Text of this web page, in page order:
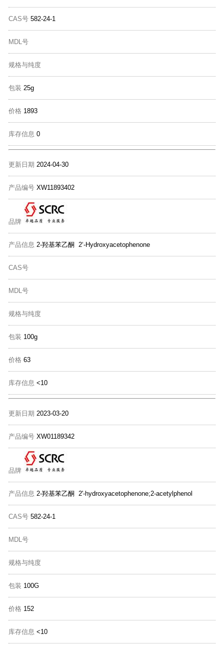
CAS号 582-24-1
MDL号
规格与纯度
包装 25g
价格 1893
库存信息 0
更新日期 2024-04-30
产品编号 XW11893402
品牌
产品信息 2-羟基苯乙酮 2‘-Hydroxyacetophenone
CAS号
MDL号
规格与纯度
包装 100g
价格 63
库存信息 <10
更新日期 2023-03-20
产品编号 XW01189342
品牌
产品信息 2-羟基苯乙酮 2'-hydroxyacetophenone;2-acetylphenol
CAS号 582-24-1
MDL号
规格与纯度
包装 100G
价格 152
库存信息 <10